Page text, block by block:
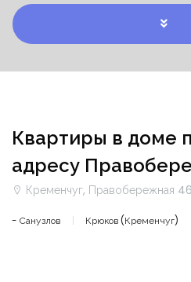
Квартиры в доме
адресу
Кременчуг, Правобережная 46
- Санузлов Крюков (Кременчуг)